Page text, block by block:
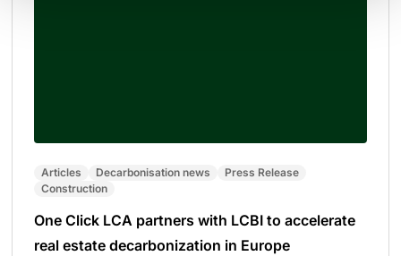
Articles Decarbonisation news
Press Release
Construction
One Click LCA partners with LCBI to accelerate
real estate decarbonization in Europe